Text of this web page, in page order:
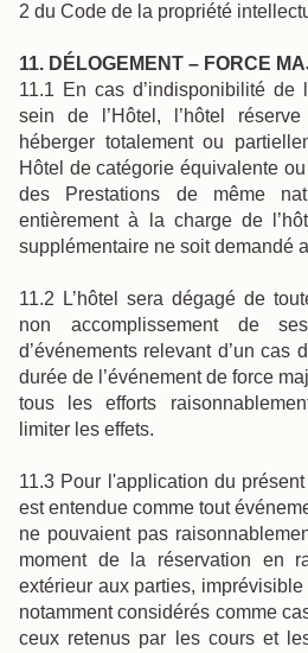
2 du Code de la propriété
11. DÉLOGEMENT – FORCE
11.1 En cas d’indisponibilité de
sein de l’Hôtel, l’hôtel
héberger totalement ou
Hôtel de catégorie équivalente
des Prestations de même
entièrement à la charge de
supplémentaire ne soit demandé
11.2 L’hôtel sera dégagé de
non accomplissement de
d’événements relevant d’un cas
durée de l’événement de force
tous les efforts
limiter les effets.
11.3 Pour l'application du
est entendue comme tout
ne pouvaient pas
moment de la réservation en
extérieur aux parties,
notamment considérés comme
ceux retenus par les cours et